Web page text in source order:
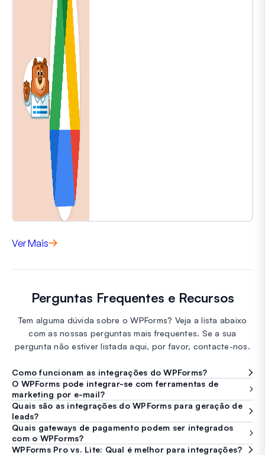
Ver Mais
Perguntas Frequentes e Recursos
Tem alguma dúvida sobre o WPForms? Veja a lista abaixo
com as nossas perguntas mais frequentes. Se a sua
pergunta não estiver listada aqui, por favor, contacte-nos.
Como funcionam as integrações do WPForms?
O WPForms pode integrar-se com ferramentas de
marketing por e-mail?
Quais são as integrações do WPForms para geração de
leads?
Quais gateways de pagamento podem ser integrados
com o WPForms?
WPForms Pro vs. Lite: Qual é melhor para integrações?